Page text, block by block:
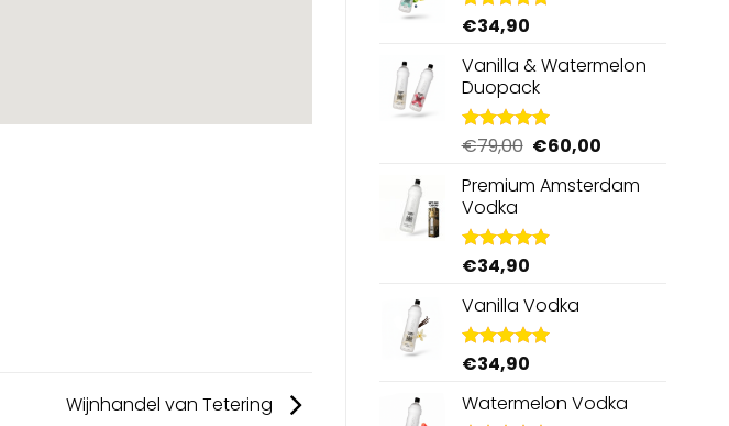
Wijnhandel van Tetering
Gewaardeerd
uit 5
€34,90
Vanilla & Watermelon
Duopack
Gewaardeerd
uit 5
€79,00 Oorspronkelijke
was:
€60,00
is:
Premium Amsterdam
Vodka
Gewaardeerd
uit 5
€34,90
Vanilla Vodka
Gewaardeerd
uit 5
€34,90
Watermelon Vodka